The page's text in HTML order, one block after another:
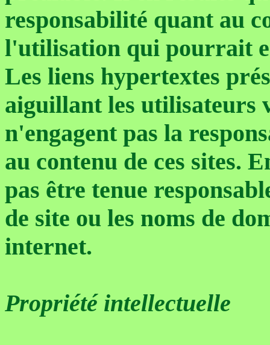
responsabilité quant au
l'utilisation qui pourrait
Les liens hypertextes
aiguillant les utilisateurs
n'engagent pas la
au contenu de ces sites.
pas être tenue
de site ou les noms de
internet.
Propriété intellectuelle